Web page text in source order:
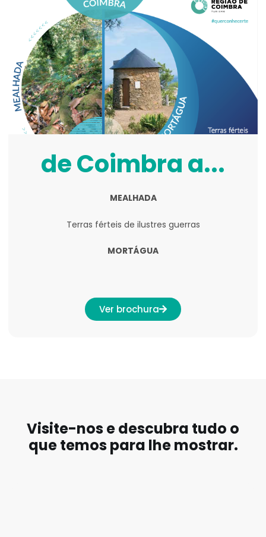
de Coimbra a...
MEALHADA
Terras férteis de ilustres guerras
MORTÁGUA
Ver brochura
Visite-nos e descubra tudo o
que temos para lhe mostrar.